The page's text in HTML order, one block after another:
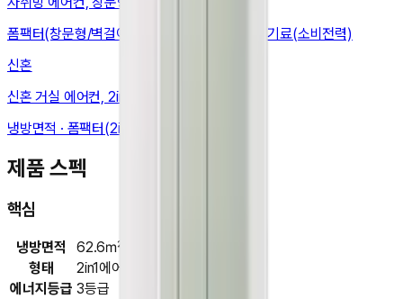
폼팩터(창문형/벽걸이) · 설치(창문폭·창틀) · 전기료(소비전력)
신혼
신혼 거실 에어컨, 2in1로 거실 하나면 끝
냉방면적 · 폼팩터(2in1) · 에너지등급
제품 스펙
핵심
냉방면적
62.6㎡
형태
2in1에어컨
에너지등급 3등급